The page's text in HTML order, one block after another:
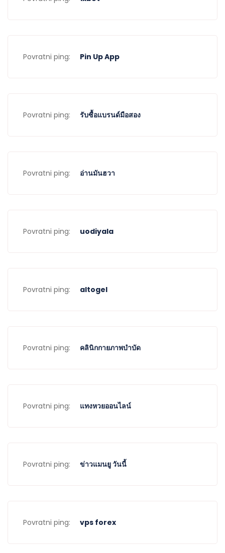
Povratni ping: Pin Up App
Povratni ping: รับซื้อแบรนด์มือสอง
Povratni ping: อ่านมันฮวา
Povratni ping: uodiyala
Povratni ping: altogel
Povratni ping: คลินิกกายภาพบำบัด
Povratni ping: แทงหวยออนไลน์
Povratni ping: ข่าวแมนยู วันนี้
Povratni ping: vps forex